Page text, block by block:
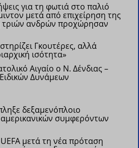
για τη φωτιά στο παλιό
μετά από επιχείρηση της
ανδρών προχώρησαν
Γκουτέρες, αλλά
ισότητα»
Αιγαίο ο Ν. Δένδιας –
Δυνάμεων
δεξαμενόπλοιο
συμφερόντων
μετά τη νέα πρόταση